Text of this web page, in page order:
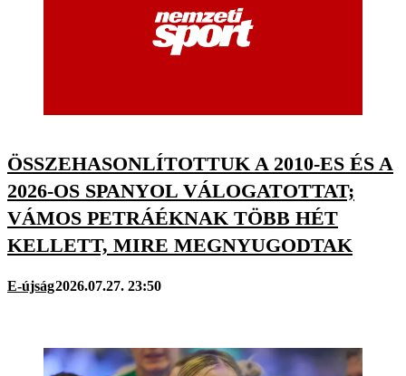
ÖSSZEHASONLÍTOTTUK A 2010-ES ÉS A
2026-OS SPANYOL VÁLOGATOTTAT;
VÁMOS PETRÁÉKNAK TÖBB HÉT
KELLETT, MIRE MEGNYUGODTAK
E-újság2026.07.27. 23:50